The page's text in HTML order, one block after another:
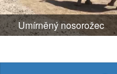
Umírněný nosorožec